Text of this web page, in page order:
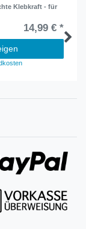
Klebkraft - für
14,99 € *